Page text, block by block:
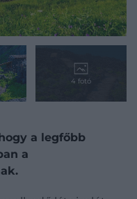
4 fotó
a legfőbb
a